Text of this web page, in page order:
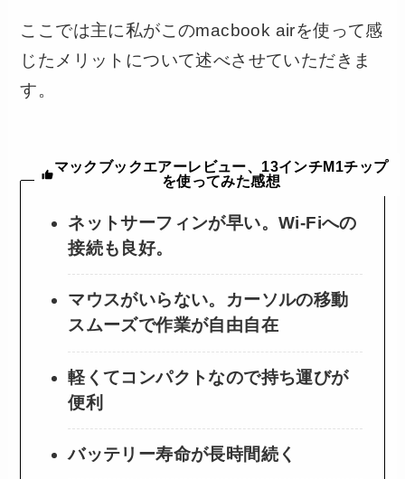
ここでは主に私がこのmacbook airを使って感
じたメリットについて述べさせていただきま
す。
マックブックエアーレビュー、13インチM1チップ
を使ってみた感想
ネットサーフィンが早い。Wi-Fiへの
接続も良好。
マウスがいらない。カーソルの移動
スムーズで作業が自由自在
軽くてコンパクトなので持ち運びが
便利
バッテリー寿命が長時間続く